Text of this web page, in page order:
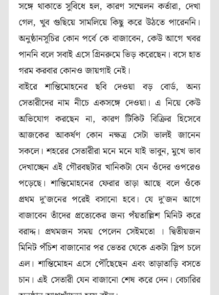
সঙ্গে থাকাতে সুবিধে হল, কারণ সম্মেলন কর্তারা, দেখা
গেল, খুব গুছিয়ে সামলিয়ে কিছু করে উঠতে পারেননি।
অনুষ্ঠানসূচির কোন পর্বে কে বাজাবেন, কেউ আগে খবর
পাননি বলে সবাই এসে গ্রিনরুমে ভিড় করেছেন। বসে হাত
গরম করবার কোনও জায়গাই নেই।
বাইরে শান্তিমোহনের ছবি দেওয়া বড় বোর্ড, অন্য
সেতারীদের নাম নীচে একসঙ্গে দেওয়া। এ নিয়ে কেউ
অভিযোগ করছেন না, কারণ টিকিট বিক্রির হিসেবে
আজকের আকর্ষণ কোন নক্ষত্র সেটা ভালই জানেন
সকলে। শহরের সেতারীরা মনে মনে যাই ভাবুন, মুখে ভাব
দেখাচ্ছেন এই গৌরবছটার খানিকটা যেন ওঁদের ওপরেও
পড়েছে। শান্তিমোহনের ফেরার তাড়া আছে বলে ওঁকে
প্রথম দু’জনের পরেই বসানো হবে। যে দু’জন আগে
বাজাবেন তাঁদের প্রত্যেকের জন্য পঁয়তাল্লিশ মিনিট করে
বরাদ্দ। প্রথমজন সময় পেলেন সেইমতো । দ্বিতীয়জন
মিনিট পঁচিশ বাজানোর পর ভেতর থেকে একটা স্লিপ চলে
এল। শান্তিমোহন এসে পৌঁছেছেন এবং তাড়াতাড়ি বসতে
চান। এই সেতারী যেন বাজানো শেষ করে দেন। বেচারির